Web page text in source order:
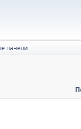
панели